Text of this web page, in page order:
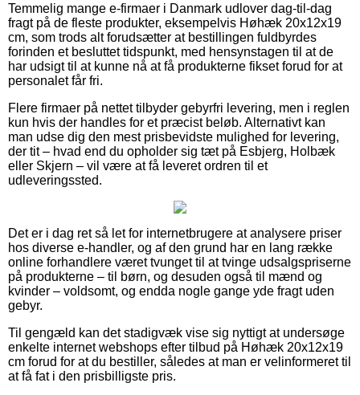
Temmelig mange e-firmaer i Danmark udlover dag-til-dag
fragt på de fleste produkter, eksempelvis Høhæk 20x12x19
cm, som trods alt forudsætter at bestillingen fuldbyrdes
forinden et besluttet tidspunkt, med hensynstagen til at de
har udsigt til at kunne nå at få produkterne fikset forud for at
personalet får fri.
Flere firmaer på nettet tilbyder gebyrfri levering, men i reglen
kun hvis der handles for et præcist beløb. Alternativt kan
man udse dig den mest prisbevidste mulighed for levering,
der tit – hvad end du opholder sig tæt på Esbjerg, Holbæk
eller Skjern – vil være at få leveret ordren til et
udleveringssted.
Det er i dag ret så let for internetbrugere at analysere priser
hos diverse e-handler, og af den grund har en lang række
online forhandlere været tvunget til at tvinge udsalgspriserne
på produkterne – til børn, og desuden også til mænd og
kvinder – voldsomt, og endda nogle gange yde fragt uden
gebyr.
Til gengæld kan det stadigvæk vise sig nyttigt at undersøge
enkelte internet webshops efter tilbud på Høhæk 20x12x19
cm forud for at du bestiller, således at man er velinformeret til
at få fat i den prisbilligste pris.